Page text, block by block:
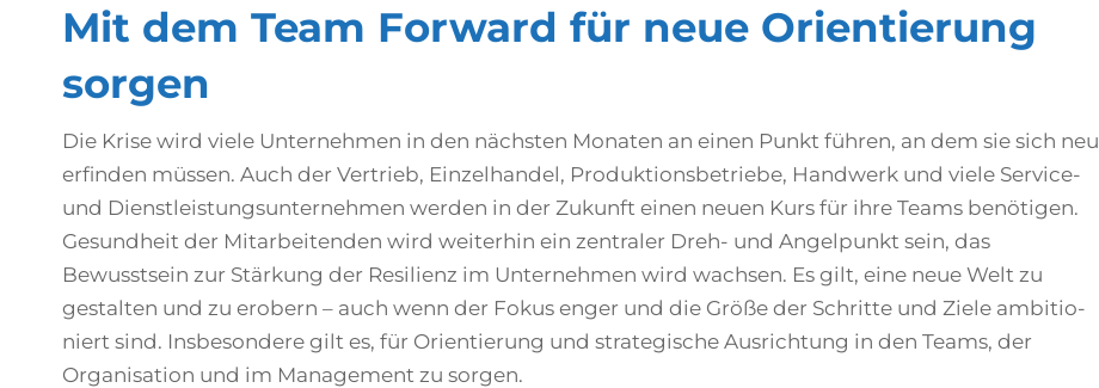
Mit dem Team Forward für neue Orientierung
sorgen
Die Krise wird viele Unternehmen in den nächsten Monaten an einen Punkt führen, an dem sie sich neu
erfinden müssen. Auch der Vertrieb, Einzelhandel, Produktionsbetriebe, Handwerk und viele Service-
und Dienstleistungsunternehmen werden in der Zukunft einen neuen Kurs für ihre Teams benötigen.
Gesundheit der Mitarbeitenden wird weiterhin ein zentraler Dreh- und Angelpunkt sein, das
Bewusstsein zur Stärkung der Resilienz im Unternehmen wird wachsen. Es gilt, eine neue Welt zu
gestalten und zu erobern – auch wenn der Fokus enger und die Größe der Schritte und Ziele ambitio­
niert sind. Insbesondere gilt es, für Orientierung und strategische Ausrichtung in den Teams, der
Organisation und im Management zu sorgen.